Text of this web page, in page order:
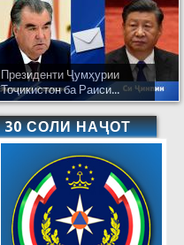
Президенти Ҷумҳурии
Тоҷикистон ба Раиси...
30 СОЛИ НАҶОТ